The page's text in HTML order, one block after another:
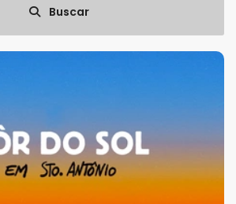
Buscar